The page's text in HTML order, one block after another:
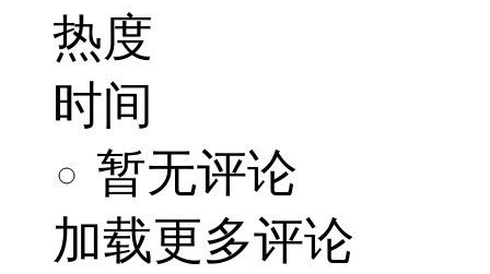
热度
时间
暂无评论
加载更多评论